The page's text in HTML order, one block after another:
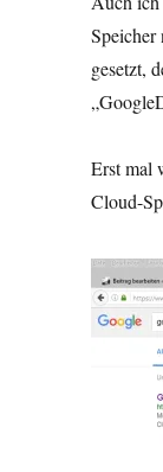
Speicher
gesetzt,
Erst mal
Cloud-